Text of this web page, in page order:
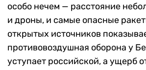
особо нечем — расстояние
и дроны, и самые опасные
открытых источников
противовоздушная оборона у
уступает российской, а ущерб